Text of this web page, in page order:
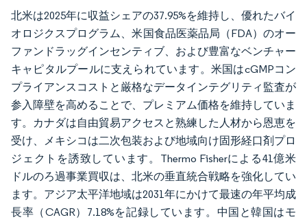
北米は2025年に収益シェアの37.95%を維持し、優れたバイ
オロジクスプログラム、米国食品医薬品局（FDA）のオー
ファンドラッグインセンティブ、および豊富なベンチャー
キャピタルプールに支えられています。米国はcGMPコン
プライアンスコストと厳格なデータインテグリティ監査が
参入障壁を高めることで、プレミアム価格を維持していま
す。カナダは自由貿易アクセスと熟練した人材から恩恵を
受け、メキシコは二次包装および地域向け固形経口剤プロ
ジェクトを誘致しています。Thermo Fisherによる41億米
ドルのろ過事業買収は、北米の垂直統合戦略を強化してい
ます。アジア太平洋地域は2031年にかけて最速の年平均成
長率（CAGR）7.18%を記録しています。中国と韓国はモ